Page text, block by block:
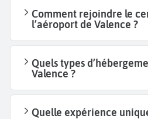
Comment rejoindre le
l’aéroport de Valence ?
Quels types
Valence ?
Quelle expérience